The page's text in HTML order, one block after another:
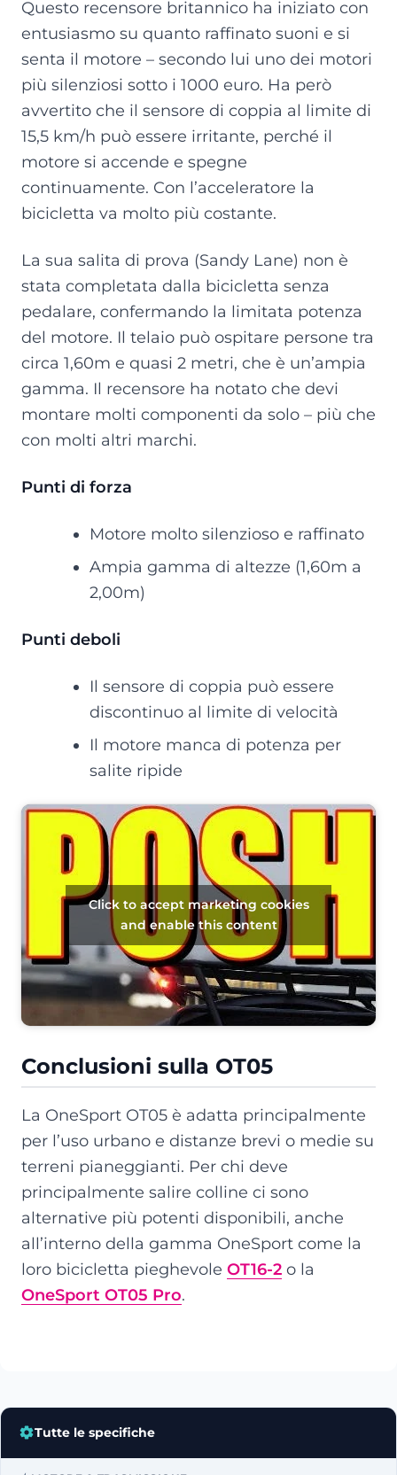
Questo recensore britannico ha iniziato con
entusiasmo su quanto raffinato suoni e si
senta il motore – secondo lui uno dei motori
più silenziosi sotto i 1000 euro. Ha però
avvertito che il sensore di coppia al limite di
15,5 km/h può essere irritante, perché il
motore si accende e spegne
continuamente. Con l’acceleratore la
bicicletta va molto più costante.
La sua salita di prova (Sandy Lane) non è
stata completata dalla bicicletta senza
pedalare, confermando la limitata potenza
del motore. Il telaio può ospitare persone tra
circa 1,60m e quasi 2 metri, che è un’ampia
gamma. Il recensore ha notato che devi
montare molti componenti da solo – più che
con molti altri marchi.
Punti di forza
Motore molto silenzioso e raffinato
Ampia gamma di altezze (1,60m a
2,00m)
Punti deboli
Il sensore di coppia può essere
discontinuo al limite di velocità
Il motore manca di potenza per
salite ripide
Click to accept marketing cookies
and enable this content
Conclusioni sulla OT05
La OneSport OT05 è adatta principalmente
per l’uso urbano e distanze brevi o medie su
terreni pianeggianti. Per chi deve
principalmente salire colline ci sono
alternative più potenti disponibili, anche
all’interno della gamma OneSport come la
loro bicicletta pieghevole OT16-2 o la
OneSport OT05 Pro.
Tutte le specifiche